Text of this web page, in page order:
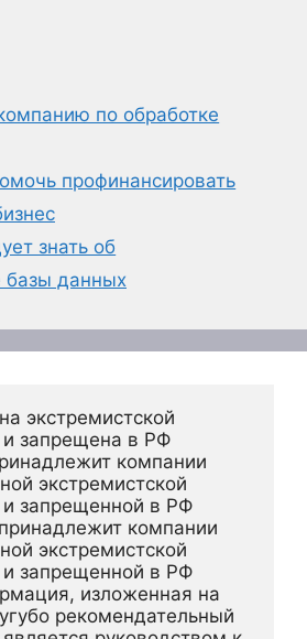
по обработке
профинансировать
знать об
базы данных
экстремистской
и запрещена в РФ
компании
экстремистской
и запрещенной в РФ
компании
экстремистской
и запрещенной в РФ
изложенная на
рекомендательный